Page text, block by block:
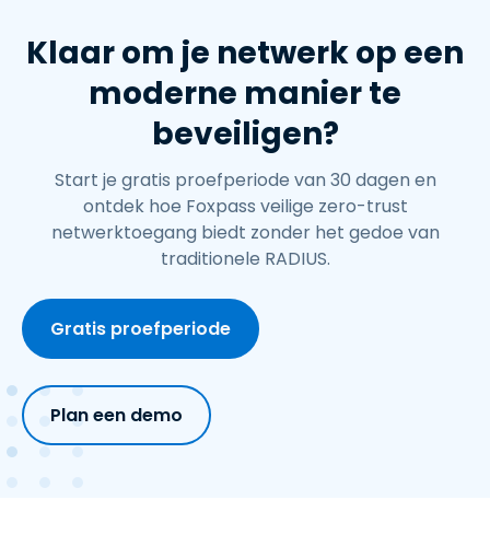
Klaar om je netwerk op een
moderne manier te
beveiligen?
Start je gratis proefperiode van 30 dagen en
ontdek hoe Foxpass veilige zero-trust
netwerktoegang biedt zonder het gedoe van
traditionele RADIUS.
Gratis proefperiode
Plan een demo